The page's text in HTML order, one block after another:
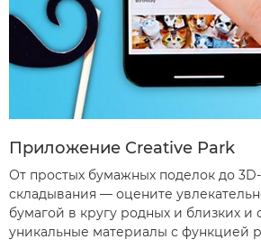
Приложение Creative Park
От простых бумажных поделок до
складывания — оцените
бумагой в кругу родных и близких и
уникальные материалы с функцией